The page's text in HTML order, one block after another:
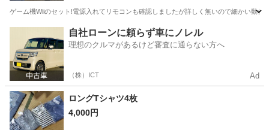
ゲーム機Wiiのセット!電源入れてリモコンも確認しましたが詳しく無いので細かい動
関口駅 テレビゲーム 任天堂Wii
自社ローンに頼らず車にノレル
理想のクルマがあるけど審査に通らない方へ
（株）ICT Ad
ロングTシャツ4枚
4,000円